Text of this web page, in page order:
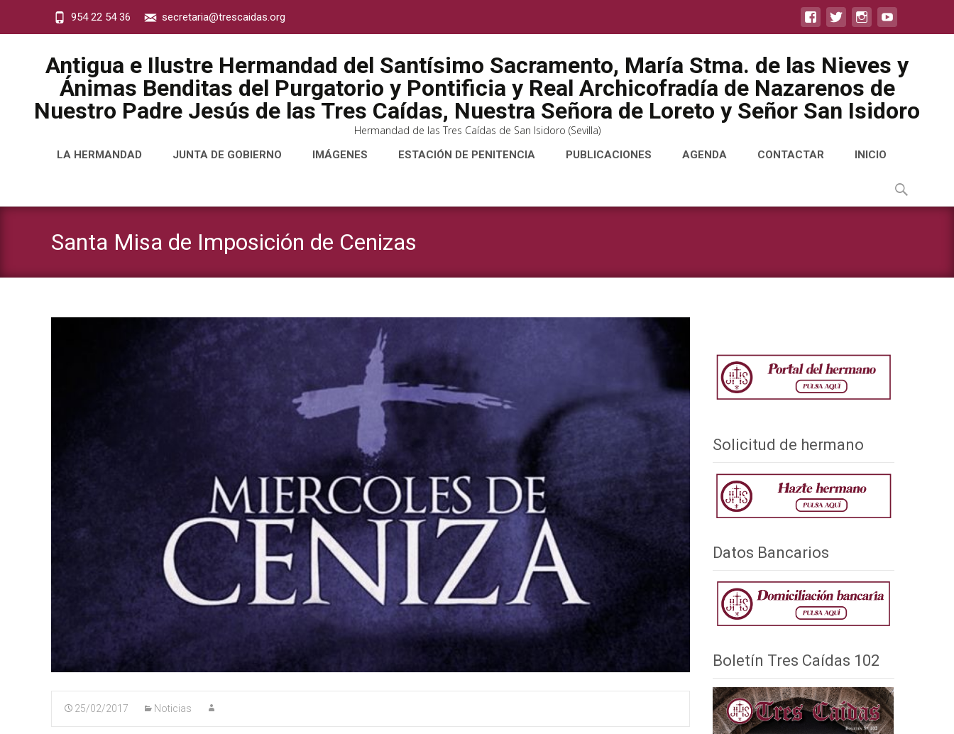
954 22 54 36 secretaria@trescaidas.org
Antigua e Ilustre Hermandad del Santísimo Sacramento, María Stma. de las Nieves y
Ánimas Benditas del Purgatorio y Pontificia y Real Archicofradía de Nazarenos de
Nuestro Padre Jesús de las Tres Caídas, Nuestra Señora de Loreto y Señor San Isidoro
Hermandad de las Tres Caídas de San Isidoro (Sevilla)
LA HERMANDAD JUNTA DE GOBIERNO IMÁGENES ESTACIÓN DE PENITENCIA PUBLICACIONES AGENDA CONTACTAR INICIO
Buscar
Santa Misa de Imposición de Cenizas
25/02/2017 Noticias
Solicitud de hermano
Datos Bancarios
Boletín Tres Caídas 102